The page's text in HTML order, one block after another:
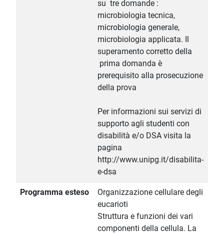
su tre domande :
microbiologia tecnica,
microbiologia generale,
microbiologia applicata. Il
superamento corretto della
prima domanda è
prerequisito alla prosecuzione
della prova
Per informazioni sui servizi di
supporto agli studenti con
disabilità e/o DSA visita la
pagina
http://www.unipg.it/disabilita-
e-dsa
Programma esteso
Organizzazione cellulare degli
eucarioti
Struttura e funzioni dei vari
componenti della cellula. La